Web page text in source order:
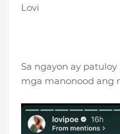
Lovi
Sa ngayon ay
mga manonood ang